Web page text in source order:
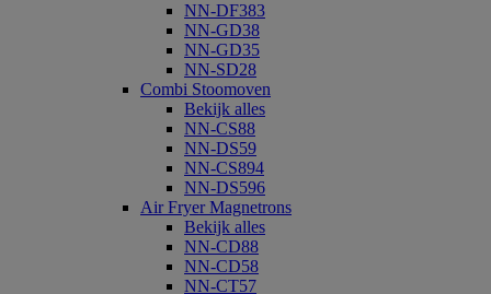
NN-DF383
NN-GD38
NN-GD35
NN-SD28
Combi Stoomoven
Bekijk alles
NN-CS88
NN-DS59
NN-CS894
NN-DS596
Air Fryer Magnetrons
Bekijk alles
NN-CD88
NN-CD58
NN-CT57